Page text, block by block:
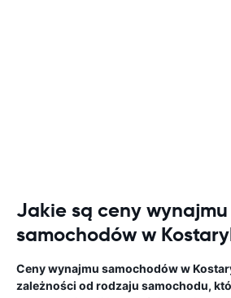
Jakie są ceny wynajmu
samochodów w
Ceny wynajmu samochodów w
zależności od rodzaju samochodu,